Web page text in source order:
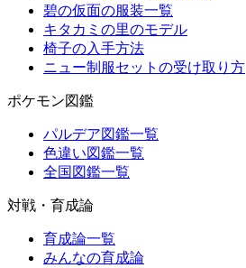
碧の仮面の服装一覧
キタカミの里のモデル
椅子の入手方法
ニュー制服セットの受け取り方
ポケモン図鑑
パルデア図鑑一覧
色違い図鑑一覧
全国図鑑一覧
対戦・育成論
育成論一覧
みんなの育成論